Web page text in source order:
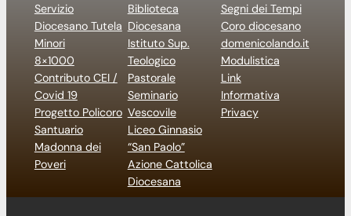
Servizio
Diocesano Tutela
Minori
8×1000
Contributo CEI /
Covid 19
Progetto Policoro
Santuario
Madonna dei
Poveri
Biblioteca
Diocesana
Istituto Sup.
Teologico
Pastorale
Seminario
Vescovile
Liceo Ginnasio
“San Paolo”
Azione Cattolica
Diocesana
Segni dei Tempi
Coro diocesano
domenicolando.it
Modulistica
Link
Informativa
Privacy